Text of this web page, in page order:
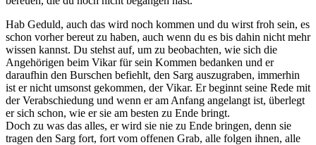
Hab Geduld, auch das wird noch kommen und du wirst froh sein, es
schon vorher bereut zu haben, auch wenn du es bis dahin nicht mehr
wissen kannst. Du stehst auf, um zu beobachten, wie sich die
Angehörigen beim Vikar für sein Kommen bedanken und er
daraufhin den Burschen befiehlt, den Sarg auszugraben, immerhin
ist er nicht umsonst gekommen, der Vikar. Er beginnt seine Rede mit
der Verabschiedung und wenn er am Anfang angelangt ist, überlegt
er sich schon, wie er sie am besten zu Ende bringt.
Doch zu was das alles, er wird sie nie zu Ende bringen, denn sie
tragen den Sarg fort, fort vom offenen Grab, alle folgen ihnen, alle